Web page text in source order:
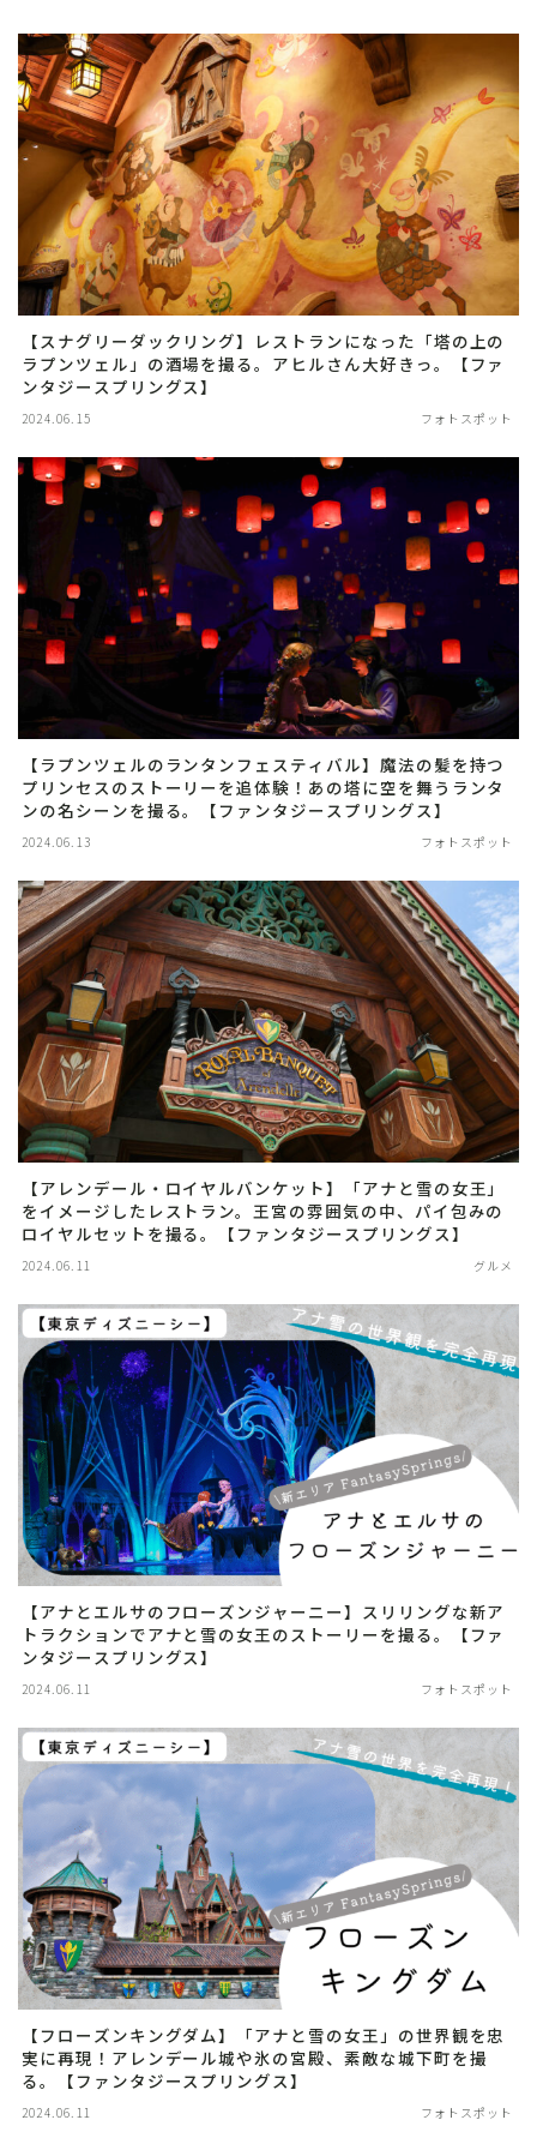
【スナグリーダックリング】レストランになった「塔の上の
ラプンツェル」の酒場を撮る。アヒルさん大好きっ。【ファ
ンタジースプリングス】
2024.06.15 フォトスポット
【ラプンツェルのランタンフェスティバル】魔法の髪を持つ
プリンセスのストーリーを追体験！あの塔に空を舞うランタ
ンの名シーンを撮る。【ファンタジースプリングス】
2024.06.13 フォトスポット
【アレンデール・ロイヤルバンケット】「アナと雪の女王」
をイメージしたレストラン。王宮の雰囲気の中、パイ包みの
ロイヤルセットを撮る。【ファンタジースプリングス】
2024.06.11 グルメ
【アナとエルサのフローズンジャーニー】スリリングな新ア
トラクションでアナと雪の女王のストーリーを撮る。【ファ
ンタジースプリングス】
2024.06.11 フォトスポット
【フローズンキングダム】「アナと雪の女王」の世界観を忠
実に再現！アレンデール城や氷の宮殿、素敵な城下町を撮
る。【ファンタジースプリングス】
2024.06.11 フォトスポット